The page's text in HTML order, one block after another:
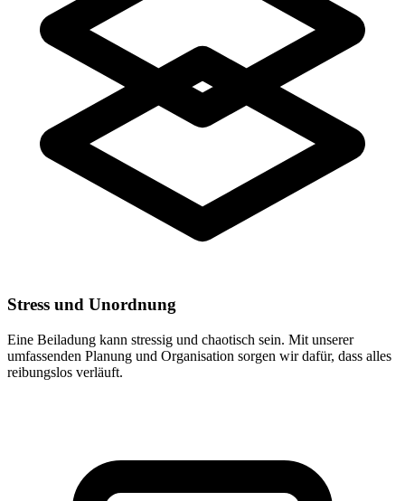
Stress und Unordnung
Eine Beiladung kann stressig und chaotisch sein. Mit unserer
umfassenden Planung und Organisation sorgen wir dafür, dass alles
reibungslos verläuft.